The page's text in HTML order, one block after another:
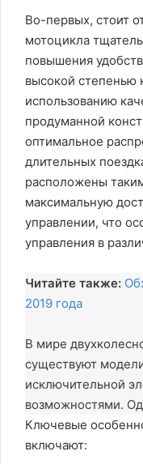
Во-первых, стоит
мотоцикла
повышения
высокой степенью
использованию
продуманной
оптимальное
длительных
расположены
максимальную
управлении, что
управления в
Читайте также:
2019 года
В мире
существуют
исключительной
возможностями.
Ключевые
включают: